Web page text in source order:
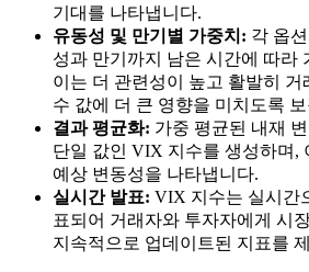
기대를 나타냅니다.
유동성 및 만기별 가중치: 각 옵
성과 만기까지 남은 시간에 따라
이는 더 관련성이 높고 활발히 거
수 값에 더 큰 영향을 미치도록
결과 평균화: 가중 평균된 내재
단일 값인 VIX 지수를 생성하며,
예상 변동성을 나타냅니다.
실시간 발표: VIX 지수는 실시간
표되어 거래자와 투자자에게 시
지속적으로 업데이트된 지표를